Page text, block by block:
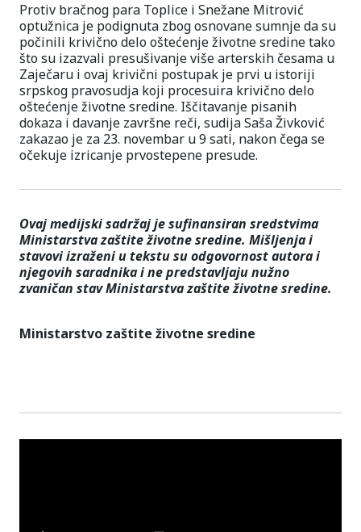
Protiv bračnog para Toplice i Snežane Mitrović
optužnica je podignuta zbog osnovane sumnje da su
počinili krivično delo oštećenje životne sredine tako
što su izazvali presušivanje više arterskih česama u
Zaječaru i ovaj krivični postupak je prvi u istoriji
srpskog pravosudja koji procesuira krivično delo
oštećenje životne sredine. Iščitavanje pisanih
dokaza i davanje završne reči, sudija Saša Živković
zakazao je za 23. novembar u 9 sati, nakon čega se
očekuje izricanje prvostepene presude.
Ovaj medijski sadržaj je sufinansiran sredstvima
Ministarstva zaštite životne sredine. Mišljenja i
stavovi izraženi u tekstu su odgovornost autora i
njegovih saradnika i ne predstavljaju nužno
zvaničan stav Ministarstva zaštite životne sredine.
Ministarstvo zaštite životne sredine